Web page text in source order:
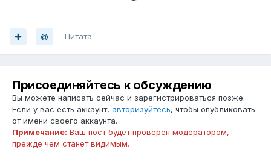
Цитата
Присоединяйтесь к обсуждению
Вы можете написать сейчас и зарегистрироваться позже.
Если у вас есть аккаунт, авторизуйтесь, чтобы опубликовать
от имени своего аккаунта.
Примечание: Ваш пост будет проверен модератором,
прежде чем станет видимым.